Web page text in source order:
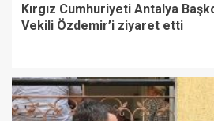
Kırgız Cumhuriyeti Antalya
Vekili Özdemir’i ziyaret etti